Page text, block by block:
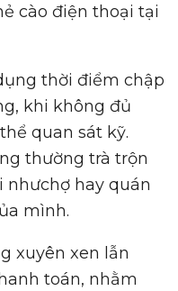
cào điện thoại tại
thời điểm chập
khi không đủ
quan sát kỹ.
thường trà trộn
nhưchợ hay quán
mình.
xuyên xen lẫn
toán, nhằm